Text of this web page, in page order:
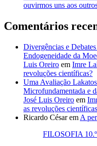
ouvirmos uns aos
Comentários
Divergências e
Endogeneidade da
Luis Oreiro em Imre
revoluções científicas?
Uma Avaliação
Microfundamentada e
José Luis Oreiro em
as revoluções
Ricardo Césarem A
FILOSOFIA